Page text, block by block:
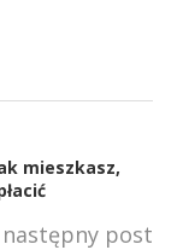
mieszkasz,
następny post